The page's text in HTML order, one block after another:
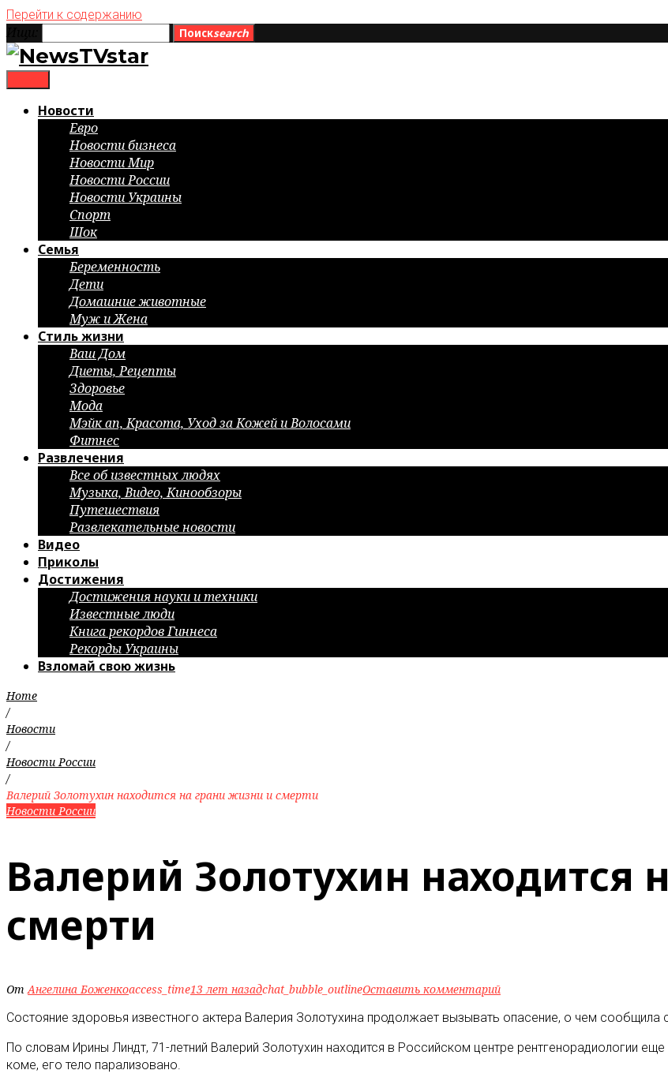
Перейти к содержанию
Поискsearch
Новости
Евро
Новости бизнеса
Новости Мир
Новости России
Новости Украины
Спорт
Шок
Семья
Беременность
Дети
Домашние животные
Муж и Жена
Стиль жизни
Ваш Дом
Диеты, Рецепты
Здоровье
Мода
Мэйк ап, Красота, Уход за Кожей и Волосами
Фитнес
Развлечения
Все об известных людях
Музыка, Видео, Кинообзоры
Путешествия
Развлекательные новости
Видео
Приколы
Достижения
Достижения науки и техники
Известные люди
Книга рекордов Гиннеса
Рекорды Украины
Взломай свою жизнь
Home
/
Новости
/
Новости России
/
Валерий Золотухин находится на грани жизни и смерти
Новости России
Валерий Золотухин находится
смерти
ОтАнгелина Боженкоaccess_time13 лет назадchat_bubble_outlineОставить комментарий
Состояние здоровья известного актера Валерия Золотухина продолжает вызывать опасение, о чем сообщила
По словам Ирины Линдт, 71-летний Валерий Золотухин находится в Российском центре рентгенорадиологии
коме, его тело парализовано.